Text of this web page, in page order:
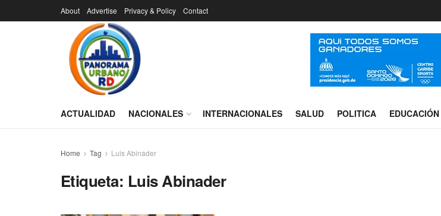
About Advertise Privacy & Policy Contact
ACTUALIDAD NACIONALES INTERNACIONALES SALUD POLITICA EDUCACIÓN
Home Tag Luis Abinader
Etiqueta: Luis Abinader